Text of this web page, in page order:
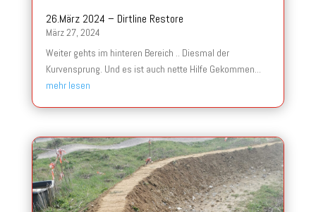
26.März 2024 – Dirtline Restore
März 27, 2024
Weiter gehts im hinteren Bereich .. Diesmal der
Kurvensprung. Und es ist auch nette Hilfe Gekommen...
mehr lesen